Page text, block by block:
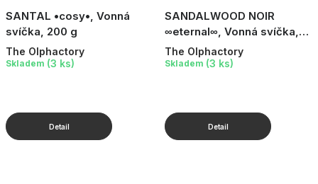
SANTAL •cosy•, Vonná
svíčka, 200 g
The Olphactory
Skladem (3 ks)
SANDALWOOD NOIR
∞eternal∞, Vonná svíčka,
200 g
The Olphactory
Skladem (3 ks)